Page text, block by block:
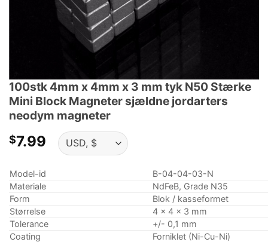
100stk 4mm x 4mm x 3 mm tyk N50 Stærke
Mini Block Magneter sjældne jordarters
neodym magneter
$7.99
Model-id
B-04-04-03-N
Materiale
NdFeB, Grade N35
Form
Blok / kasseformet
Størrelse
4 x 4 x 3 mm
Tolerance
+/- 0,1 mm
Coating
Forniklet (Ni-Cu-Ni)